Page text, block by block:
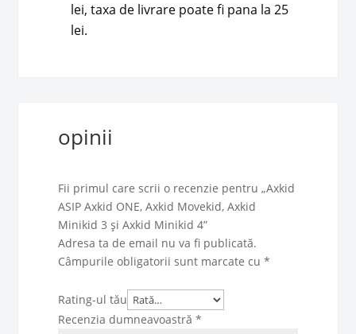
lei, taxa de livrare poate fi pana la 25
lei.
opinii
Fii primul care scrii o recenzie pentru „Axkid
ASIP Axkid ONE, Axkid Movekid, Axkid
Minikid 3 și Axkid Minikid 4”
Adresa ta de email nu va fi publicată.
Câmpurile obligatorii sunt marcate cu*
Rating-ul tău
Recenzia dumneavoastră*